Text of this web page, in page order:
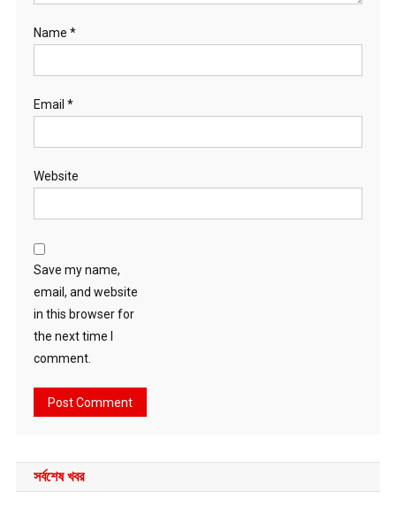
Name *
Email *
Website
Save my name,
email, and website
in this browser for
the next time I
comment.
সর্বশেষ খবর